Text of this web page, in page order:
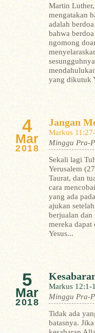
Martin
mengatakan
adalah
bahwa
ngomong
yang dikutuk
4
Mar
2018
Jangan
Markus
Minggu Pra-
Sekali lagi
Yerusalem
Taurat, dan
cara
yang ada
ajukan
berjualan dan
mereka dapat
Yesus...
5
Mar
2018
Markus 12:1-
Minggu Pra-
Tidak ada
batasnya.